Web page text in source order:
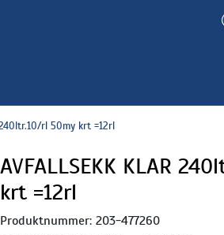
240ltr.10/rl 50my krt =12rl
AVFALLSEKK KLAR
krt =12rl
Produktnummer: 203-477260